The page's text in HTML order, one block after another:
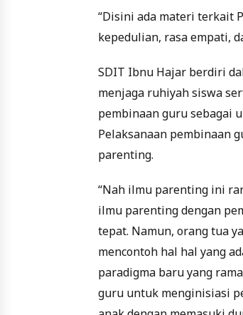
“Disini ada materi terkait
kepedulian, rasa empati,
SDIT Ibnu Hajar berdiri
menjaga ruhiyah siswa
pembinaan guru sebagai
Pelaksanaan pembinaan
parenting.
“Nah ilmu parenting ini
ilmu parenting dengan
tepat. Namun, orang tua
mencontoh hal hal yang
paradigma baru yang
guru untuk menginisiasi